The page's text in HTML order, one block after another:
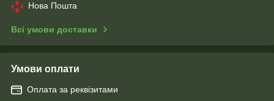
Нова Пошта
Всі умови доставки
Умови оплати
Оплата за реквізитами